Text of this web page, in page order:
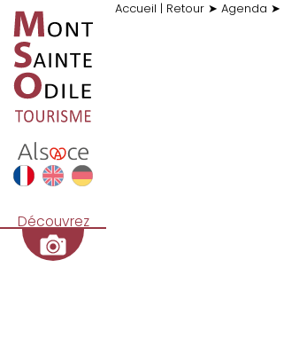
Accueil | Retour ➤ Agenda ➤
Découvrez